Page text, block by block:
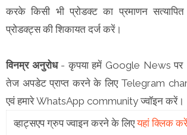
करके किसी भी प्रोडक्ट का प्रमाणन
प्रोडक्ट्स की शिकायत दर्ज करें।
विनम्र अनुरोध - कृपया हमें Google News
तेज अपडेट प्राप्त करने के लिए Telegram
एवं हमारे WhatsApp community ज्वॉइन करें।
व्हाट्सएप ग्रुप ज्वाइन करने के लिएयहां क्लिक करें